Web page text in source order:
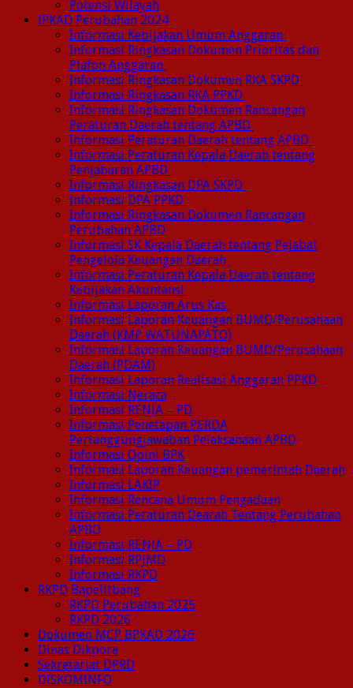
Potensi Wilayah
IPKAD Perubahan 2024
Informasi Kebijakan Umum Anggaran
Informasi Ringkasan Dokumen Prioritas dan
Plafon Anggaran
Informasi Ringkasan Dokumen RKA SKPD
Informasi Ringkasan RKA PPKD
Informasi Ringkasan Dokumen Rancangan
Peraturan Daerah tentang APBD
Informasi Peraturan Daerah tentang APBD
Informasi Peraturan Kepala Daerah tentang
Penjabaran APBD
Informasi Ringkasan DPA SKPD
Informasi DPA PPKD
Informasi Ringkasan Dokumen Rancangan
Perubahan APBD
Informasi SK Kepala Daerah tentang Pejabat
Pengelola Keuangan Daerah
Informasi Peraturan Kepala Daerah tentang
Kebijakan Akuntansi
Informasi Laporan Arus Kas
Informasi Laporan Keuangan BUMD/Perusahaan
Daerah (KMP WATUNAPATO)
Informasi Laporan Keuangan BUMD/Perusahaan
Daerah (PDAM)
Informasi Laporan Realisasi Anggaran PPKD
Informasi Neraca
Informasi RENJA – PD
Informasi Penetapan PERDA
Pertanggungjawaban Pelaksanaan APBD
Informasi Opini BPK
Informasi Laporan Keuangan pemerintah Daerah
Informasi LAKIP
Informasi Rencana Umum Pengadaan
Informasi Peraturan Dearah Tentang Perubahan
APBD
Informasi RENJA – PD
Informasi RPJMD
Informasi RKPD
RKPD Bapelitbang
RKPD Perubahan 2025
RKPD 2026
Dokumen MCP BPKAD 2026
Dinas Dikpora
Sekretariat DPRD
DISKOMINFO